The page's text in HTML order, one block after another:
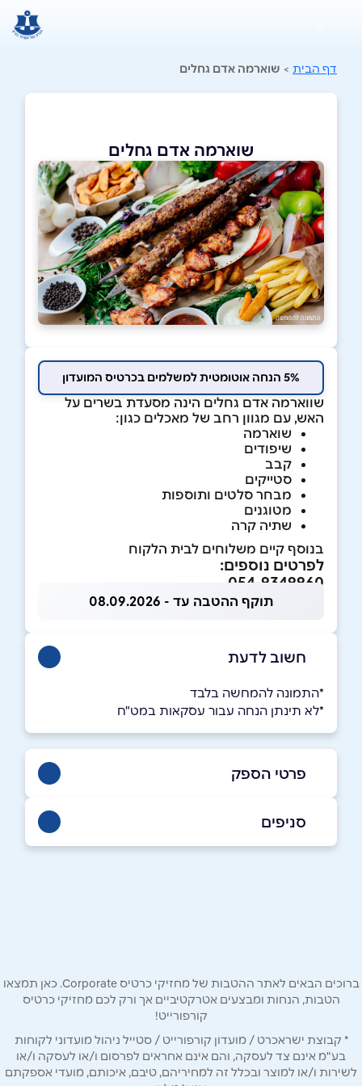
דף הבית > שוארמה אדם גחלים
שוארמה אדם גחלים
5% הנחה אוטומטית למשלמים בכרטיס המועדון
שווארמה אדם גחלים הינה מסעדת בשרים על
האש, עם מגוון רחב של מאכלים כגון:
שוארמה
שיפודים
קבב
סטייקים
מבחר סלטים ותוספות
מטוגנים
שתיה קרה
בנוסף קיים משלוחים לבית הלקוח
לפרטים נוספים:
054-9349960
תוקף ההטבה עד - 08.09.2026
חשוב לדעת
*התמונה להמחשה בלבד
*לא תינתן הנחה עבור עסקאות במט"ח
פרטי הספק
אימייל*
נושא*
אנא חזרו אלי בקשר ל...
סניפים
ברוכים הבאים לאתר ההטבות של מחזיקי כרטיס Corporate. כאן תמצאו
הטבות, הנחות ומבצעים אטרקטיביים אך ורק לכם מחזיקי כרטיס
קורפורייט!
* קבוצת ישראכרט / מועדון קורפורייט / סטייל ניהול מועדוני לקוחות
בע"מ אינם צד לעסקה, והם אינם אחראים לפרסום ו/או לעסקה ו/או
לשירות ו/או למוצר ובכלל זה למחיריהם, טיבם, איכותם, מועדי אספקתם